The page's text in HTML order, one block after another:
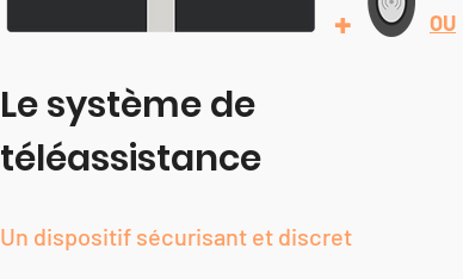
+ OU
Le système de
téléassistance
Un dispositif sécurisant et discret